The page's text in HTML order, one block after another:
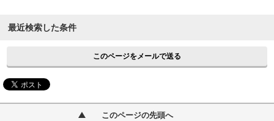
最近検索した条件
このページをメールで送る
このページの先頭へ